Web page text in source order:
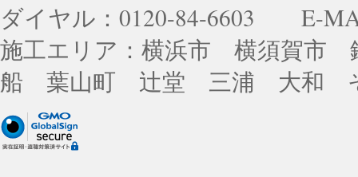
ダイヤル：0120-84-6603 E-
施工エリア：横浜市 横須賀
船 葉山町 辻堂 三浦 大和 そ